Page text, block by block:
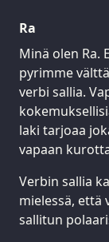
Ra
Minä olen Ra.
pyrimme
verbi sallia.
laki tarjoaa
vapaan
Verbin sallia
mielessä, että
sallitun